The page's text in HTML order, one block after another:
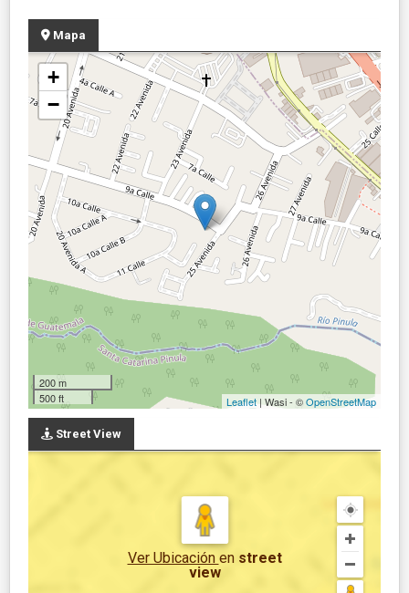
Mapa
+
−
200 m
500 ft
Leaflet | Wasi - ©OpenStreetMap
Street View
Ver Ubicación en street
view